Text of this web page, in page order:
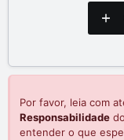
Por favor, leia com
Responsabilidade
entender o que